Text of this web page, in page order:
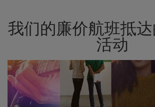
我们的廉价航班抵
活动